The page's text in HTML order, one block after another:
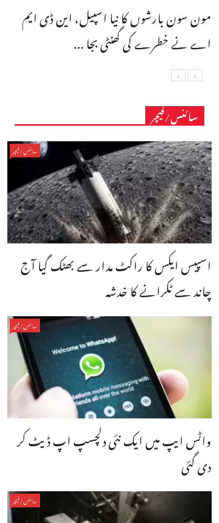
مون سون بارشوں کا نیا اسپیل، این ڈی ایم
اے نے خطرے کی گھنٹی بجا ...
سائنس/فیچر
سائنس/فیچر
اسپیس ایکس کا راکٹ مدار سے بھٹک گیا آج
چاند سے ٹکرانے کا خدشہ
سائنس/فیچر
واٹس ایپ میں ایک نئی دلچسپ اپ ڈیٹ کر
دی گئی
سائنس/فیچر